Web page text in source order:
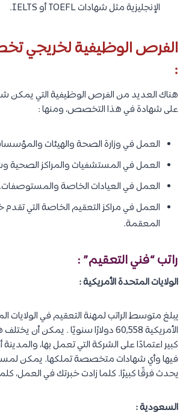
الإنجليزية مثل شهادات TOEFL أو IELTS.
الفرص الوظيفية لخريجي
:
هناك العديد من الفرص الوظيفية التي يمكن
على شهادة في هذا التخصص، ومنها :
العمل في وزارة الصحة والهيئات
العمل في المستشفيات والمراكز الصحية
العمل في العيادات الخاصة والمستوصفات.
العمل في مراكز التعقيم الخاصة التي تقدم
المعقمة.
راتب “فني التعقيم” :
الولايات المتحدة الأمريكية :
يبلغ متوسط ​​الراتب لمهنة التعقيم في الولايات
الأمريكية 60,558 دولارًا سنويًا .
كبير اعتمادًا على الشركة التي تعمل بها، والمدينة
فيها وأي شهادات متخصصة تملكها. يمكن
يحدث فرقًا كبيرًا. كلما زادت خبرتك في العمل،
السعودية :